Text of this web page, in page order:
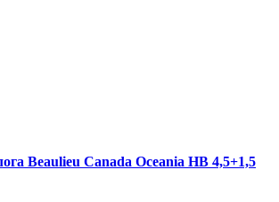
Beaulieu Canada Oceania HB 4,5+1,5